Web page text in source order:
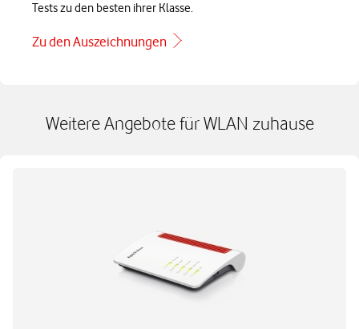
Tests zu den besten ihrer Klasse.
Zu den Auszeichnungen
Weitere Angebote für WLAN zuhause